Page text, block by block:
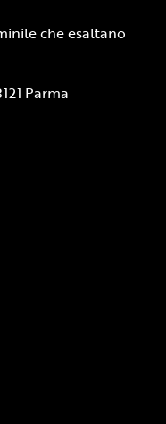
che esaltano
Parma